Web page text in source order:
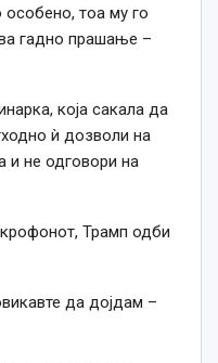
тоа му го
гадно прашање –
која сакала да
ѝ дозволи на
и не одговори на
Трамп одби
да дојдам –